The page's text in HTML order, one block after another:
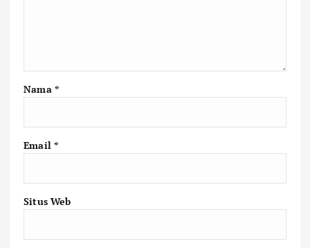
Nama *
Email *
Situs Web